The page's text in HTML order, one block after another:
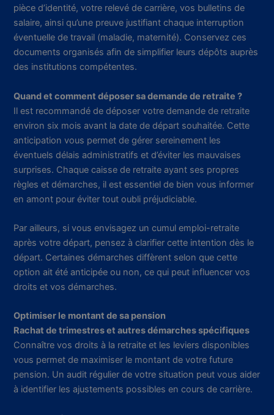
pièce d’identité, votre relevé de carrière, vos bulletins de
salaire, ainsi qu’une preuve justifiant chaque interruption
éventuelle de travail (maladie, maternité). Conservez ces
documents organisés afin de simplifier leurs dépôts auprès
des institutions compétentes.
Quand et comment déposer sa demande de retraite ?
Il est recommandé de déposer votre demande de retraite
environ six mois avant la date de départ souhaitée. Cette
anticipation vous permet de gérer sereinement les
éventuels délais administratifs et d’éviter les mauvaises
surprises. Chaque caisse de retraite ayant ses propres
règles et démarches, il est essentiel de bien vous informer
en amont pour éviter tout oubli préjudiciable.
Par ailleurs, si vous envisagez un cumul emploi-retraite
après votre départ, pensez à clarifier cette intention dès le
départ. Certaines démarches diffèrent selon que cette
option ait été anticipée ou non, ce qui peut influencer vos
droits et vos démarches.
Optimiser le montant de sa pension
Rachat de trimestres et autres démarches spécifiques
Connaître vos droits à la retraite et les leviers disponibles
vous permet de maximiser le montant de votre future
pension. Un audit régulier de votre situation peut vous aider
à identifier les ajustements possibles en cours de carrière.